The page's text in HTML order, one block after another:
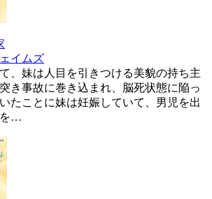
イムズ
、妹は人目を引きつける美貌の持ち主
き事故に巻き込まれ、脳死状態に陥っ
たことに妹は妊娠していて、男児を出
を…